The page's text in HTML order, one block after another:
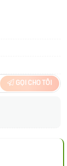
GỌI CHO TÔI